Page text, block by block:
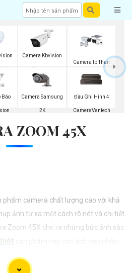
Camera Kbvision
Starlight
Camera Ip Than
Kbvision
Báo Camera Samsung
2K
Đầu Ghi Hình 4
CameraVantech
ZOOM 45X
camera chất lượng cao với khả
ảnh từ xa một cách rõ nét và chi tiết.
Zoom 45X cho ra những bức ảnh sắc
Với Camera Zoom 45X, bạn có thể dễ